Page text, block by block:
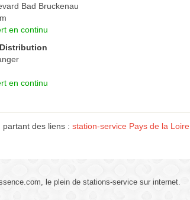
Bad Bruckenau
en continu
en continu
partant des liens : station-service Pays de la Loire
le plein de stations-service sur internet.